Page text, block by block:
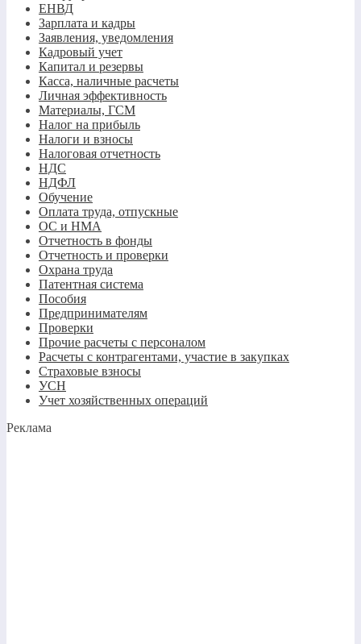
ЕНВД
Зарплата и кадры
Заявления, уведомления
Кадровый учет
Капитал и резервы
Касса, наличные расчеты
Личная эффективность
Материалы, ГСМ
Налог на прибыль
Налоги и взносы
Налоговая отчетность
НДС
НДФЛ
Обучение
Оплата труда, отпускные
ОС и НМА
Отчетность в фонды
Отчетность и проверки
Охрана труда
Патентная система
Пособия
Предпринимателям
Проверки
Прочие расчеты с персоналом
Расчеты с контрагентами, участие в закупках
Страховые взносы
УСН
Учет хозяйственных операций
Реклама